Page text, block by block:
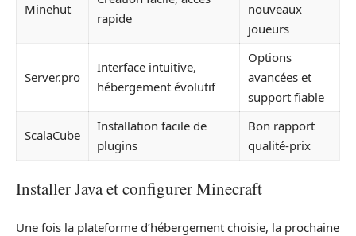
Minehut
rapide
nouveaux
joueurs
Server.pro
Interface intuitive,
hébergement évolutif
Options
avancées et
support fiable
ScalaCube
Installation facile de
plugins
Bon rapport
qualité-prix
Installer Java et configurer Minecraft
Une fois la plateforme d’hébergement choisie, la prochaine